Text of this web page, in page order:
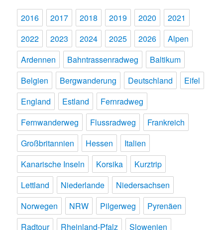
2016 2017 2018 2019 2020
2021
2022
2023 2024 2025 2026
Alpen
Ardennen
Bahntrassenradweg
Baltikum
Belgien
Bergwanderung Deutschland
Eifel
England
Estland
Fernradweg
Fernwanderweg
Flussradweg
Frankreich
Großbritannien
Hessen
Italien
Kanarische Inseln
Korsika
Kurztrip
Lettland
Niederlande
Niedersachsen
Norwegen
NRW Pilgerweg
Pyrenäen
Radtour
Rheinland-Pfalz Slowenien